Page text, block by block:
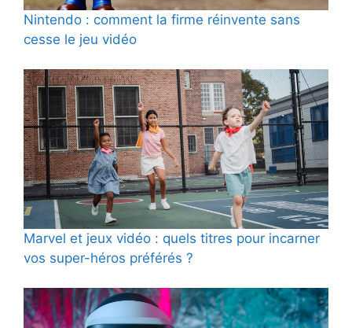
Nintendo : comment la firme réinvente sans
cesse le jeu vidéo
Marvel et jeux vidéo : quels titres pour incarner
vos super-héros préférés ?